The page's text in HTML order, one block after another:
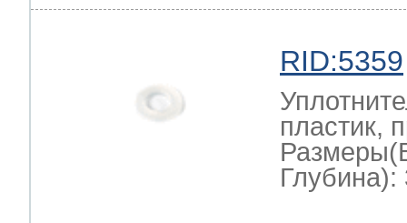
RID:5359
пластик,
Глубина):